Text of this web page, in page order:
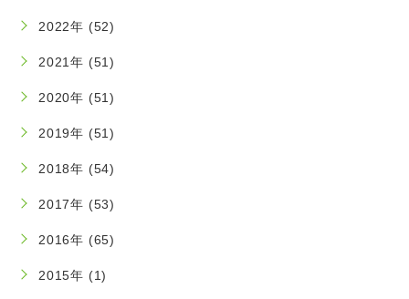
2022年 (52)
2021年 (51)
2020年 (51)
2019年 (51)
2018年 (54)
2017年 (53)
2016年 (65)
2015年 (1)